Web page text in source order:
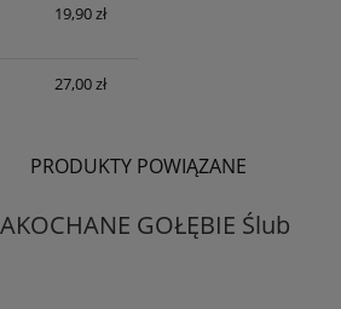
19,90 zł
27,00 zł
PRODUKTY POWIĄZANE
GOŁĘBIE Ślub